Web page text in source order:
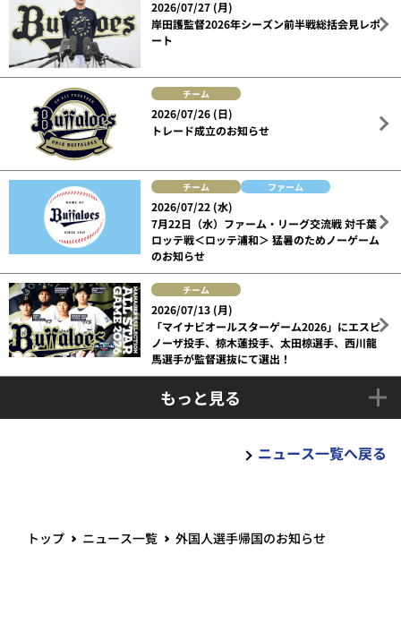
2026/07/27 (月)
岸田護監督2026年シーズン前半戦総括会見レポ
ート
チーム
2026/07/26 (日)
トレード成立のお知らせ
チーム ファーム
2026/07/22 (水)
7月22日（水）ファーム・リーグ交流戦 対千葉
ロッテ戦＜ロッテ浦和＞ 猛暑のためノーゲーム
のお知らせ
チーム
2026/07/13 (月)
「マイナビオールスターゲーム2026」にエスピ
ノーザ投手、椋木蓮投手、太田椋選手、西川龍
馬選手が監督選抜にて選出！
もっと見る
ニュース一覧へ戻る
トップ ニュース一覧 外国人選手帰国のお知らせ